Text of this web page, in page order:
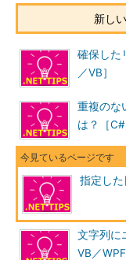
新し
確保した
／VB］
重複のな
は？［C#
指定した
文字列に
VB／WPF